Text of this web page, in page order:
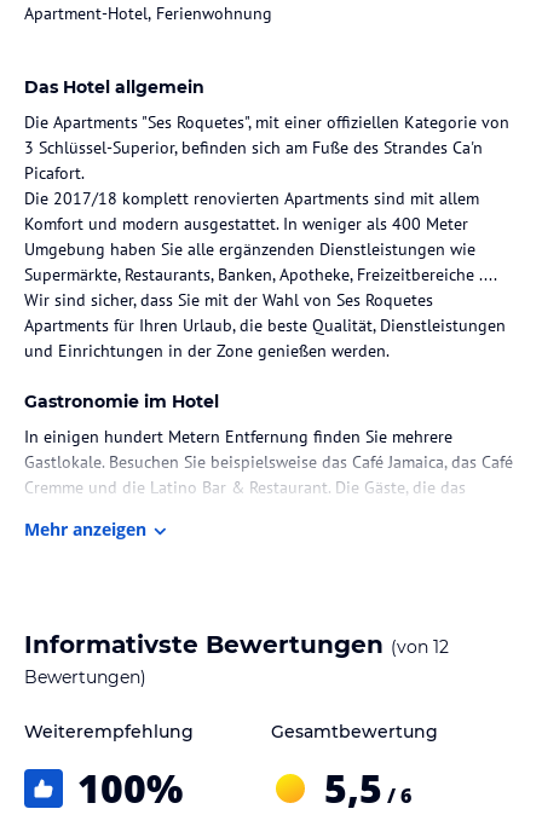
Apartment-Hotel, Ferienwohnung
Das Hotel allgemein
Die Apartments "Ses Roquetes", mit einer offiziellen Kategorie von
3 Schlüssel-Superior, befinden sich am Fuße des Strandes Ca'n
Picafort.
Die 2017/18 komplett renovierten Apartments sind mit allem
Komfort und modern ausgestattet. In weniger als 400 Meter
Umgebung haben Sie alle ergänzenden Dienstleistungen wie
Supermärkte, Restaurants, Banken, Apotheke, Freizeitbereiche ....
Wir sind sicher, dass Sie mit der Wahl von Ses Roquetes
Apartments für Ihren Urlaub, die beste Qualität, Dienstleistungen
und Einrichtungen in der Zone genießen werden.
Gastronomie im Hotel
In einigen hundert Metern Entfernung finden Sie mehrere
Gastlokale. Besuchen Sie beispielsweise das Café Jamaica, das Café
Cremme und die Latino Bar & Restaurant. Die Gäste, die das
anderem das Oasis Restaurant, das The Red Lion und das Café
Hoteliers-/Veranstalter-/Kataloginformationen. Alle Angaben
ohne Gewähr und ohne Prüfung durch HolidayCheck. Bitte
lies vor der Buchung die verbindlichen
Mehr anzeigen
Informativste Bewertungen (von 12
Bewertungen)
Weiterempfehlung
100%
Gesamtbewertung
5,5 / 6